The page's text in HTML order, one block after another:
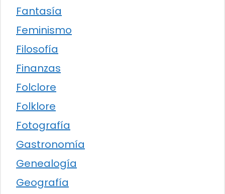
Fantasía
Feminismo
Filosofía
Finanzas
Folclore
Folklore
Fotografía
Gastronomía
Genealogía
Geografía